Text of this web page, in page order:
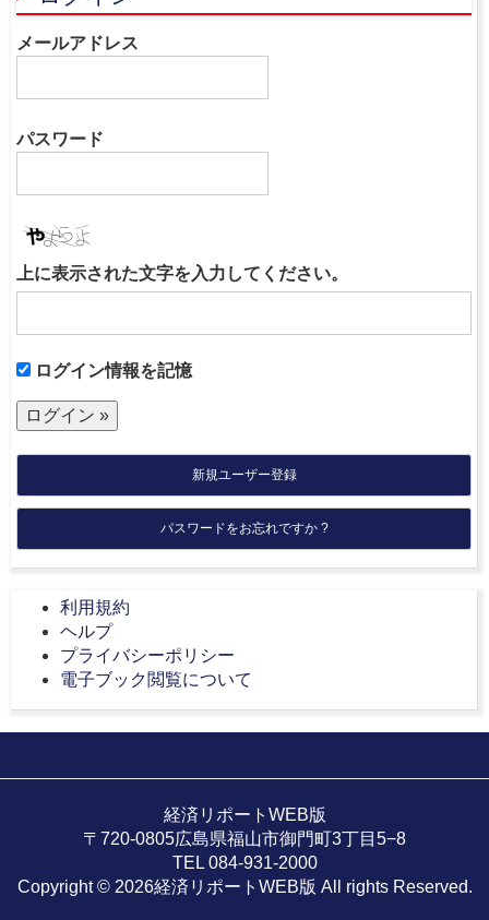
メールアドレス
パスワード
上に表示された文字を入力してください。
ログイン情報を記憶
新規ユーザー登録
パスワードをお忘れですか ?
利用規約
ヘルプ
プライバシーポリシー
電子ブック閲覧について
経済リポートWEB版
〒720-0805広島県福山市御門町3丁目5−8
TEL 084-931-2000
Copyright © 2026経済リポートWEB版 All rights Reserved.